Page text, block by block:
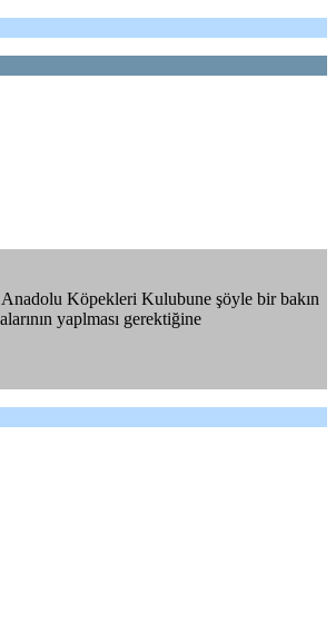
Köpekleri Kulubune şöyle bir bakın
yaplması gerektiğine